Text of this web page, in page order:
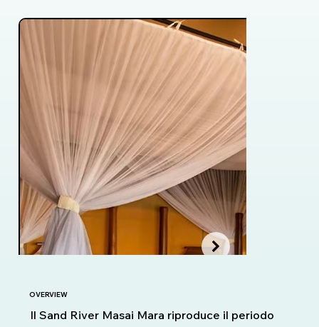
OVERVIEW
Il Sand River Masai Mara riproduce il periodo